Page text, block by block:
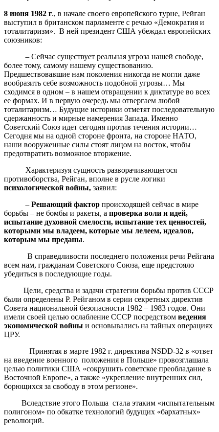
8 июня 1982 г., в начале своего европейского турне, Рейган
выступил в британском парламенте с речью «Демократия и
тоталитаризм». В ней президент США убеждал европейских
союзников:
– Сейчас существует реальная угроза нашей свободе,
более тому, самому нашему существованию.
Предшествовавшие нам поколения никогда не могли даже
вообразить себе возможность подобной угрозы… Мы
сходимся в одном – в нашем отвращении к диктатуре во всех
ее формах. И в первую очередь мы отвергаем любой
тоталитаризм… Будущие историки отметят последовательную
сдержанность и мирные намерения Запада. Именно
Советский Союз идет сегодня против течения истории…
Сегодня мы на одной стороне фронта, на стороне НАТО,
наши вооруженные силы стоят лицом на восток, чтобы
предотвратить возможное вторжение.
Характеризуя сущность разворачивающегося
противоборства, Рейган, вполне в русле логики
психологической войны, заявил:
– Решающий фактор происходящей сейчас в мире
борьбы – не бомбы и ракеты, а проверка воли и идей,
испытание духовной смелости, испытание тех ценностей,
которыми мы владеем, которые мы лелеем, идеалов,
которым мы преданы.
В справедливости последнего положения речи Рейгана
всем нам, гражданам Советского Союза, еще предстояло
убедиться в последующие годы.
Цели, средства и задачи стратегии борьбы против СССР
были определены Р. Рейганом в серии секретных директив
Совета национальной безопасности 1982 – 1983 годов. Они
имели своей целью ослабление СССР посредством ведения
экономической войны и основывались на тайных операциях
ЦРУ.
Принятая в марте 1982 г. директива NSDD-32 в «ответ
на введение военного положения в Польше» провозглашала
целью политики США «сокрушить советское преобладание в
Восточной Европе», а также «укрепление внутренних сил,
борющихся за свободу в этом регионе».
Вследствие этого Польша стала этаким «испытательным
полигоном» по обкатке технологий будущих «бархатных»
революций.